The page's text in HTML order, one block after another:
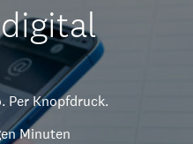
Per Knopfdruck.
Minuten